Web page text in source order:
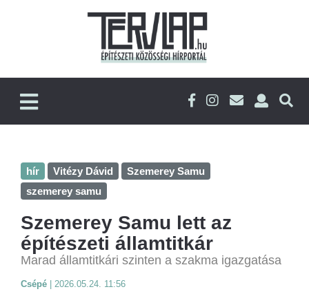
hír Vitézy Dávid
Szemerey Samu
szemerey samu
Szemerey Samu lett az
építészeti államtitkár
Marad államtitkári szinten a szakma igazgatása
Csépé 2026.05.24. 11:56